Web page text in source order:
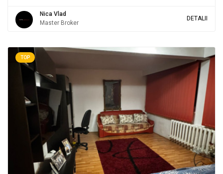
Nica Vlad
Master Broker
DETALII
TOP